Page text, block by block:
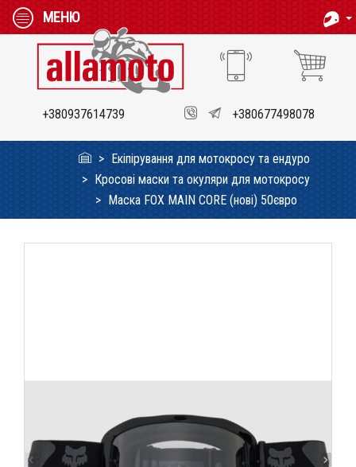
МЕНЮ
+380937614739 +380677498078
Екіпірування для мотокросу та ендуро
Кросові маски та окуляри для мотокросу
Маска FOX MAIN CORE (нові) 50євро